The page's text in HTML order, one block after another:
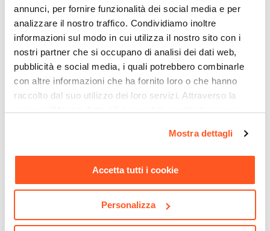
annunci, per fornire funzionalità dei social media e per
analizzare il nostro traffico. Condividiamo inoltre
informazioni sul modo in cui utilizza il nostro sito con i
nostri partner che si occupano di analisi dei dati web,
pubblicità e social media, i quali potrebbero combinarle
con altre informazioni che ha fornito loro o che hanno
raccolto dal suo utilizzo dei loro servizi. Attraverso la
momento. Per maggiori informazioni si invita a leggere la
Mostra dettagli
Accetta tutti i cookie
Personalizza
sufficiente inserirla nella fodera per ottenere il
divano completo! Si consiglia di attendere 24-48
h prima dell’utilizzo per garantire alla schiuma di
modellarsi alla perfezione.
Caratteristiche
Tipologia
Poltrona
Serie
Baku
Assemblato
Altezza
Materiale Rivestimento
Colore Struttura
Ti suggeriamo anche